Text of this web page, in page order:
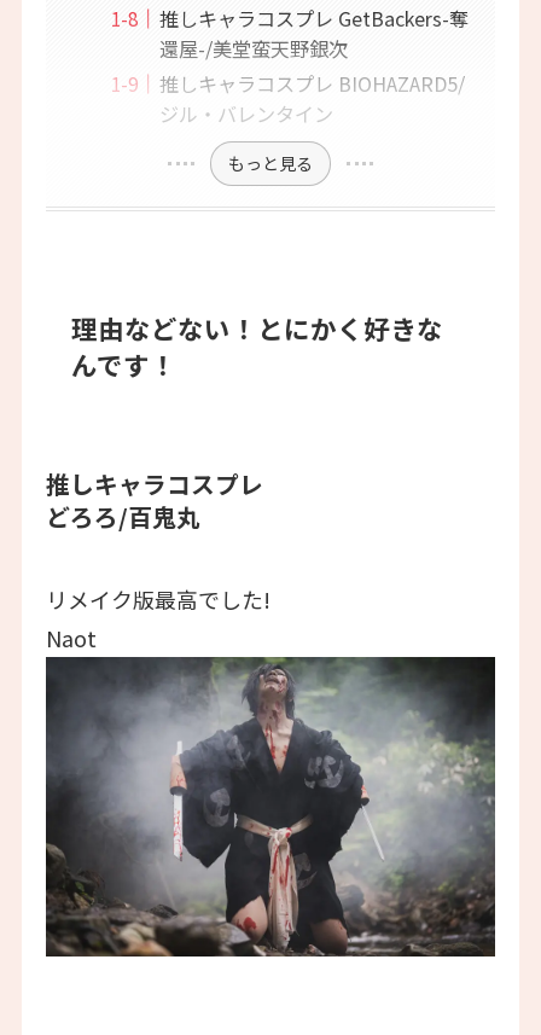
推しキャラコスプレ GetBackers-奪
還屋-/美堂蛮天野銀次
推しキャラコスプレ BIOHAZARD5/
ジル・バレンタイン
もっと見る
理由などない！とにかく好きな
んです！
推しキャラコスプレ
どろろ/百鬼丸
リメイク版最高でした!
Naot